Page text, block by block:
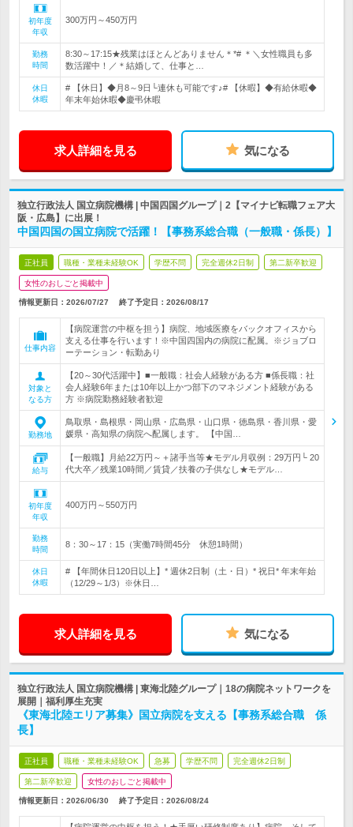
初年度
年収
300万円～450万円
勤務
時間
8:30～17:15★残業はほとんどありません＊*# ＊＼女性職員も多
数活躍中！／＊結婚して、仕事と…
休日
休暇
# 【休日】◆月8～9日└連休も可能です♪# 【休暇】◆有給休暇◆
年末年始休暇◆慶弔休暇
求人詳細を見る 気になる
独立行政法人 国立病院機構 | 中国四国グループ｜2【マイナビ転職フェア大
阪・広島】に出展！
中国四国の国立病院で活躍！【事務系総合職（一般職・係長）】
正社員 職種・業種未経験OK 学歴不問 完全週休2日制 第二新卒歓迎
女性のおしごと掲載中
情報更新日：2026/07/27 終了予定日： 2026/08/17
仕事内容
【病院運営の中枢を担う】病院、地域医療をバックオフィスから
支える仕事を行います！※中国四国内の病院に配属。※ジョブロ
ーテーション・転勤あり
対象と
なる方
【20～30代活躍中】■一般職：社会人経験がある方 ■係長職：社
会人経験6年または10年以上かつ部下のマネジメント経験がある
方 ※病院勤務経験者歓迎
勤務地
鳥取県・島根県・岡山県・広島県・山口県・徳島県・香川県・愛
媛県・高知県の病院へ配属します。 【中国…
給与
【一般職】月給22万円～＋諸手当等★モデル月収例：29万円└ 20
代大卒／残業10時間／賃貸／扶養の子供なし★モデル…
初年度
年収
400万円～550万円
勤務
時間
8：30～17：15（実働7時間45分 休憩1時間）
休日
休暇
# 【年間休日120日以上】* 週休2日制（土・日）* 祝日* 年末年始
（12/29～1/3）※休日…
求人詳細を見る 気になる
独立行政法人 国立病院機構 | 東海北陸グループ｜18の病院ネットワークを
展開｜福利厚生充実
《東海北陸エリア募集》国立病院を支える【事務系総合職 係
長】
正社員 職種・業種未経験OK 急募 学歴不問 完全週休2日制
第二新卒歓迎 女性のおしごと掲載中
情報更新日：2026/06/30 終了予定日： 2026/08/24